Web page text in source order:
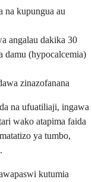
na kupungua au
angalau dakika 30
damu (hypocalcemia)
zinazofanana
na ufuatiliaji, ingawa
wako atapima faida
ya tumbo,
kutumia